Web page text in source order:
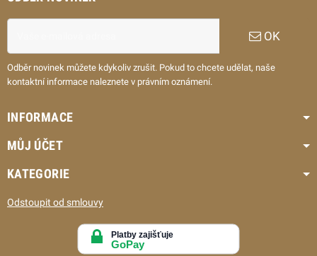
OK
Odběr novinek můžete kdykoliv zrušit. Pokud to chcete udělat, naše
kontaktní informace naleznete v právním oznámení.
INFORMACE
MŮJ ÚČET
KATEGORIE
Odstoupit od smlouvy